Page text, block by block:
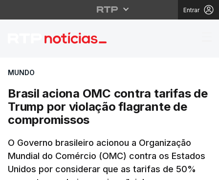
Entrar
Brasil aciona OMC
MUNDO
Brasil aciona OMC contra tarifas de
Trump por violação flagrante de
compromissos
O Governo brasileiro acionou a Organização
Mundial do Comércio (OMC) contra os Estados
Unidos por considerar que as tarifas de 50%